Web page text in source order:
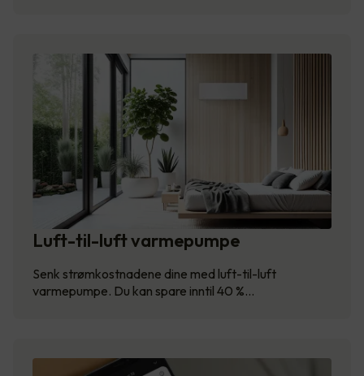
Luft-til-luft varmepumpe
Senk strømkostnadene dine med luft-til-luft
varmepumpe. Du kan spare inntil 40 %…